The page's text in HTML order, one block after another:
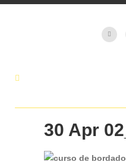
30 Apr